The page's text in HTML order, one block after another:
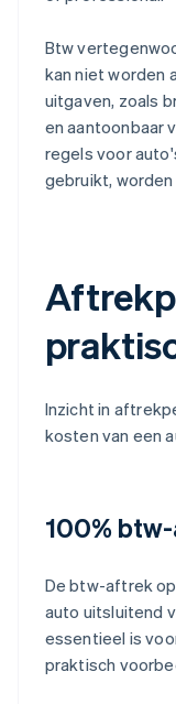
Btw
kan niet worden
uitgaven, zoals
en aantoonbaar
regels voor
gebruikt,
Inzicht in
kosten van een
100%
De btw-aftrek
auto uitsluitend
essentieel is
praktisch